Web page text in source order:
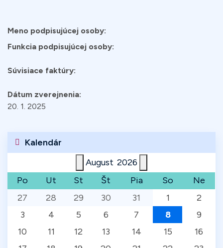
Meno podpisujúcej osoby:
Funkcia podpisujúcej osoby:
Súvisiace faktúry:
Dátum zverejnenia:
20. 1. 2025
Kalendár
August 2026
Po
Ut St Št Pia So
Ne
27
28 29 30 31 1
2
3
4 5 6 7 8
9
10
11 12 13 14 15
16